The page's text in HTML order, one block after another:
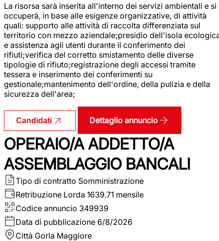
La risorsa sarà inserita all'interno dei servizi ambientali e si
occuperà, in base alle esigenze organizzative, di attività
quali: supporto alle attività di raccolta differenziata sul
territorio con mezzo aziendale;presidio dell'isola
e assistenza agli utenti durante il conferimento dei
rifiuti;verifica del corretto smistamento delle diverse
tipologie di rifiuto;registrazione degli accessi tramite
tessera e inserimento dei conferimenti su
gestionale;mantenimento dell'ordine, della pulizia e della
sicurezza dell'area;
Candidati Dettaglio annuncio
OPERAIO/A ADDETTO/A
ASSEMBLAGGIO BANCALI
Tipo di contratto Somministrazione
Retribuzione Lorda 1639.71 mensile
Codice annuncio 349939
Data di pubblicazione 6/8/2026
Città Gorla Maggiore